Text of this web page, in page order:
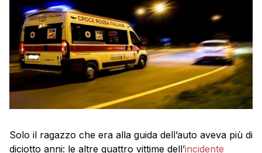
Solo il ragazzo che era alla guida dell’auto aveva più di
diciotto anni: le altre quattro vittime dell’incidente